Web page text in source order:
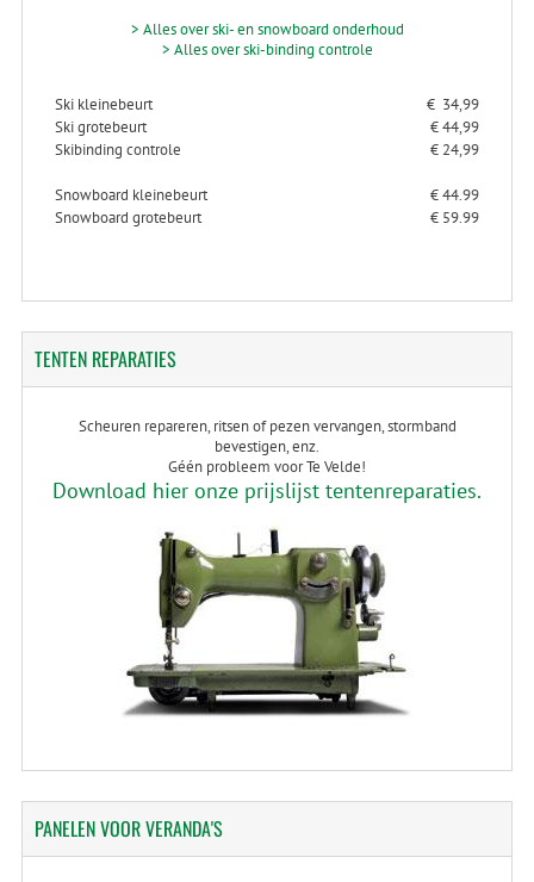
> Alles over ski- en snowboard onderhoud
> Alles over ski-binding controle
Ski kleinebeurt
€ 34,99
Ski grotebeurt
€ 44,99
Skibinding controle
€ 24,99
Snowboard kleinebeurt
€ 44.99
Snowboard grotebeurt
€ 59.99
TENTENREPARATIES
Scheuren repareren, ritsen of pezen vervangen, stormband
bevestigen, enz.
Géén probleem voor Te Velde!
Download hier onze prijslijst tentenreparaties.
PANELENVOOR VERANDA'S